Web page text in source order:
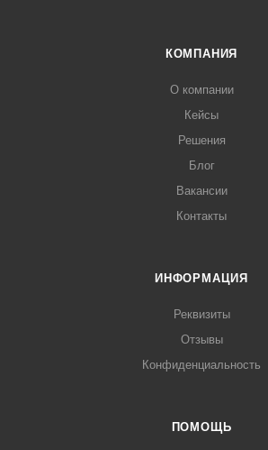
КОМПАНИЯ
О компании
Кейсы
Решения
Блог
Вакансии
Контакты
ИНФОРМАЦИЯ
Реквизиты
Отзывы
Конфиденциальность
ПОМОЩЬ